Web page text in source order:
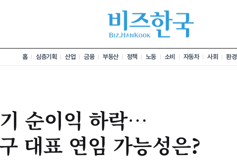
홈 심층기획 산업 금융 부동산 정책 노동 소비 자동차 사회 환경
순이익 하락…
대표 연임 가능성은?